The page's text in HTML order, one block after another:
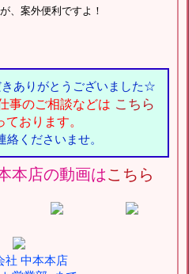
、案外便利ですよ！
ありがとうございました☆
事のご相談などは こちら
ております。
絡くださいませ。
本店の動画はこちら
社 中本本店